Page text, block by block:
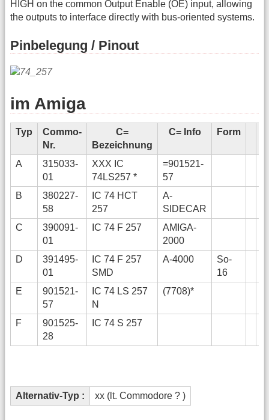
HIGH on the common Output Enable (OE) input, allowing
the outputs to interface directly with bus-oriented systems.
Pinbelegung / Pinout
im Amiga
Typ
Commo-
Nr.
C=
Bezeichnung
C= Info Form
A
315033-
01
XXX IC
74LS257 *
=901521-
57
B
380227-
58
IC 74 HCT
257
A-
SIDECAR
C
390091-
01
IC 74 F 257
AMIGA-
2000
D
391495-
01
IC 74 F 257
SMD
A-4000
So-
16
E
901521-
57
IC 74 LS 257
N
(7708)*
F
901525-
28
IC 74 S 257
Alternativ-Typ : xx (lt. Commodore ? )